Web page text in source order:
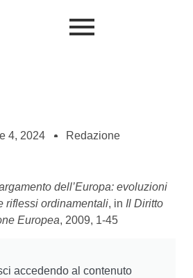
4, 2024 Redazione
dell’Europa: evoluzioni
riflessi ordinamentali, in Il Diritto
Europea, 2009, 1-45
accedendo al contenuto